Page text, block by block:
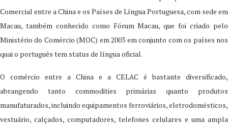
Comercial entre a China e os Países de Língua Portuguesa, com sede em
Macau, também conhecido como Fórum Macau, que foi criado pelo
Ministério do Comércio (MOC) em 2003 em conjunto com os países nos
quai o português tem status de língua oficial.
O comércio entre a China e a CELAC é bastante diversificado,
abrangendo tanto commodities primárias quanto produtos
manufaturados, incluindo equipamentos ferroviários, eletrodomésticos,
vestuário, calçados, computadores, telefones celulares e uma ampla